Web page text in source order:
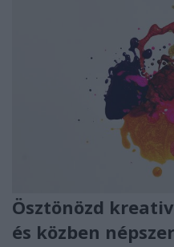
Ösztönözd
és közben